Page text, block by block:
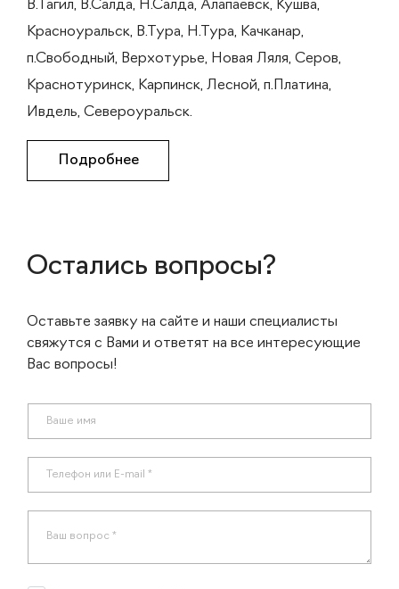
В.Тагил, В.Салда, Н.Салда, Алапаевск, Кушва,
Красноуральск, В.Тура, Н.Тура, Качканар,
п.Свободный, Верхотурье, Новая Ляля, Серов,
Краснотуринск, Карпинск, Лесной, п.Платина,
Ивдель, Североуральск.
Подробнее
Остались вопросы?
Оставьте заявку на сайте и наши специалисты
свяжутся с Вами и ответят на все интересующие
Вас вопросы!